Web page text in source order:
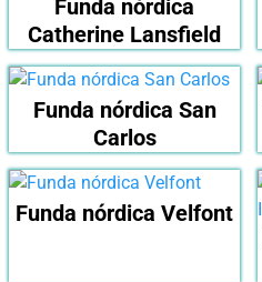
Funda nórdica
Catherine Lansfield
Funda nórdica San
Carlos
Funda nórdica Velfont